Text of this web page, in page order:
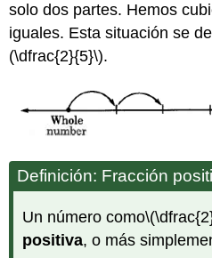
solo dos partes. Hemos
iguales. Esta situación se
(\dfrac{2}{5}\).
Definición: Fracción
Un número como
positiva, o más